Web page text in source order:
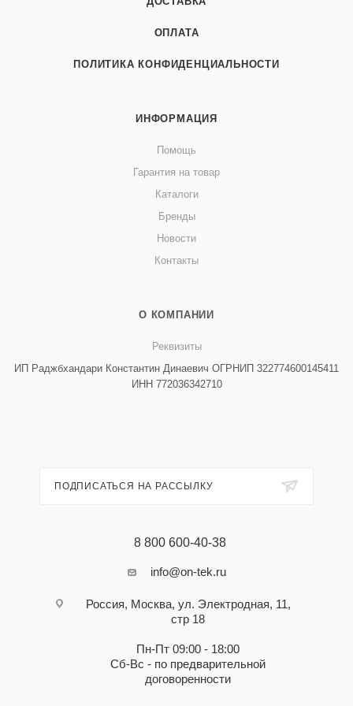
ОПЛАТА
ПОЛИТИКА КОНФИДЕНЦИАЛЬНОСТИ
ИНФОРМАЦИЯ
Помощь
Гарантия на товар
Каталоги
Бренды
Новости
Контакты
О КОМПАНИИ
Реквизиты
ИП Раджбхандари Константин Динаевич ОГРНИП 322774600145411
ИНН 772036342710
ПОДПИСАТЬСЯ НА РАССЫЛКУ
8 800 600-40-38
info@on-tek.ru
Россия, Москва, ул. Электродная, 11,
стр 18
Пн-Пт 09:00 - 18:00
Сб-Вс - по предварительной
договоренности